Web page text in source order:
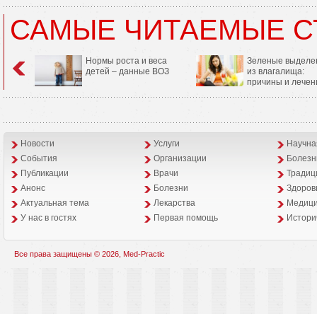
САМЫЕ ЧИТАЕМЫЕ
Нормы роста и веса
детей – данные ВОЗ
Зеленые
из влагалища:
причины и
Новости Услуги
События
Организации
Публикации
Врачи
Анонс
Болезни
Aктуальная тема
Лекарства
У нас в гостях
Первая помощь
Все права защищены © 2026, Med-Practic